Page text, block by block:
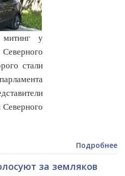
митинг у
стали
Северного
Подробнее
за земляков